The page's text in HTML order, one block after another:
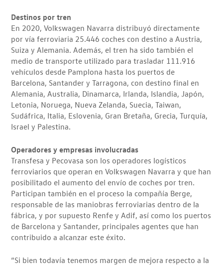
Destinos por tren
En 2020, Volkswagen Navarra distribuyó directamente
por vía ferroviaria 25.446 coches con destino a Austria,
Suiza y Alemania. Además, el tren ha sido también el
medio de transporte utilizado para trasladar 111.916
vehículos desde Pamplona hasta los puertos de
Barcelona, Santander y Tarragona, con destino final en
Alemania, Australia, Dinamarca, Irlanda, Islandia, Japón,
Letonia, Noruega, Nueva Zelanda, Suecia, Taiwan,
Sudáfrica, Italia, Eslovenia, Gran Bretaña, Grecia, Turquía,
Israel y Palestina.
Operadores y empresas involucradas
Transfesa y Pecovasa son los operadores logísticos
ferroviarios que operan en Volkswagen Navarra y que han
posibilitado el aumento del envío de coches por tren.
Participan también en el proceso la compañía Berge,
responsable de las maniobras ferroviarias dentro de la
fábrica, y por supuesto Renfe y Adif, así como los puertos
de Barcelona y Santander, principales agentes que han
contribuido a alcanzar este éxito.
“Si bien todavía tenemos margen de mejora respecto a la